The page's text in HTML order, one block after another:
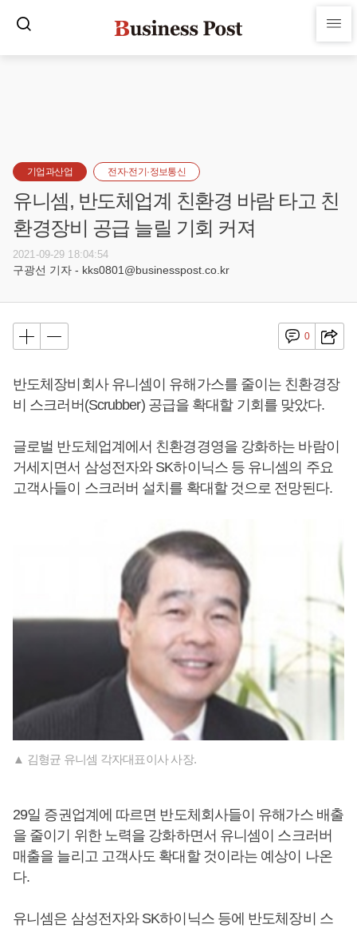
기업과산업 전자·전기·정보통신
유니셈, 반도체업계 친환경 바람 타고 친
환경장비 공급 늘릴 기회 커져
2021-09-29 18:04:54
구광선 기자 - kks0801@businesspost.co.kr
0
반도체장비회사 유니셈이 유해가스를 줄이는 친환경장
비 스크러버(Scrubber) 공급을 확대할 기회를 맞았다.
글로벌 반도체업계에서 친환경경영을 강화하는 바람이
거세지면서 삼성전자와 SK하이닉스 등 유니셈의 주요
고객사들이 스크러버 설치를 확대할 것으로 전망된다.
▲ 김형균 유니셈 각자대표이사 사장.
29일 증권업계에 따르면 반도체회사들이 유해가스 배출
을 줄이기 위한 노력을 강화하면서 유니셈이 스크러버
매출을 늘리고 고객사도 확대할 것이라는 예상이 나온
다.
유니셈은 삼성전자와 SK하이닉스 등에 반도체장비 스